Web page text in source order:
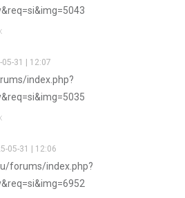
05-31 | 12:07
index.php?
05-31 | 12:06
forums/index.php?